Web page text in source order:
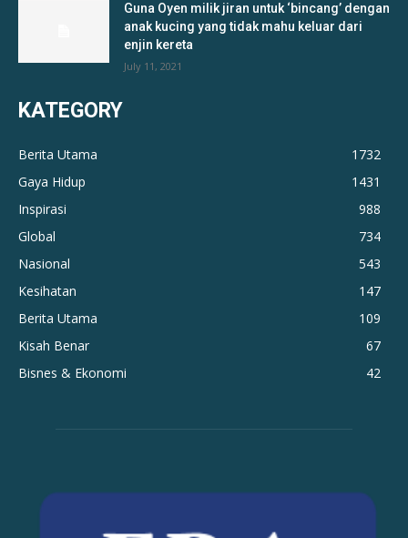
Guna Oyen milik jiran untuk ‘bincang’ dengan
anak kucing yang tidak mahu keluar dari
enjin kereta
July 11, 2021
KATEGORY
Berita Utama
1732
Gaya Hidup
1431
Inspirasi
988
Global
734
Nasional
543
Kesihatan
147
Berita Utama
109
Kisah Benar
67
Bisnes & Ekonomi
42